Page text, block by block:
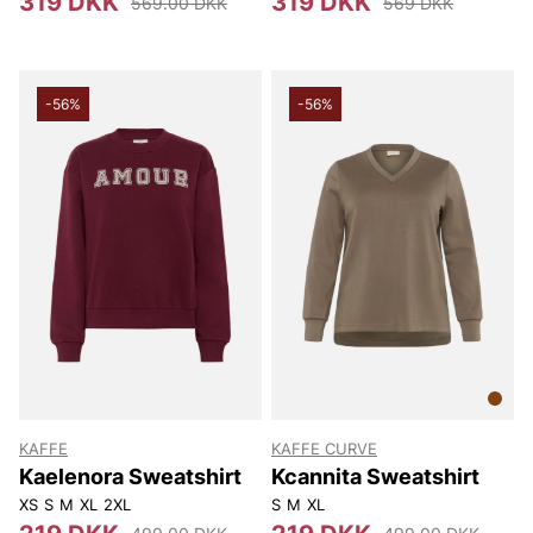
-56%
KAFFE
Kaelenora Sweatshirt
XS S M XL 2XL
-56%
KAFFE CURVE
Kcannita Sweatshirt
S M XL